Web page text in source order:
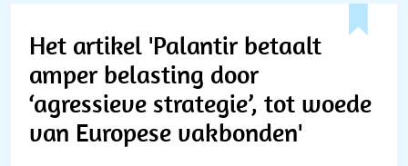
Het artikel 'Palantir betaalt
amper belasting door
‘agressieve strategie’, tot woede
van Europese vakbonden'